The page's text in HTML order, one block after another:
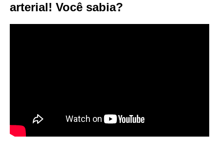
arterial! Você sabia?